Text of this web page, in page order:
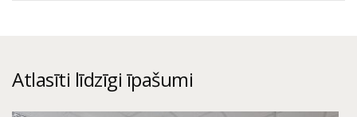
Atlasīti līdzīgi īpašumi